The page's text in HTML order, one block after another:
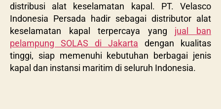
distribusi alat keselamatan kapal. PT. Velasco
Indonesia Persada hadir sebagai distributor alat
keselamatan kapal terpercaya yang jual ban
pelampung SOLAS di Jakarta dengan kualitas
tinggi, siap memenuhi kebutuhan berbagai jenis
kapal dan instansi maritim di seluruh Indonesia.